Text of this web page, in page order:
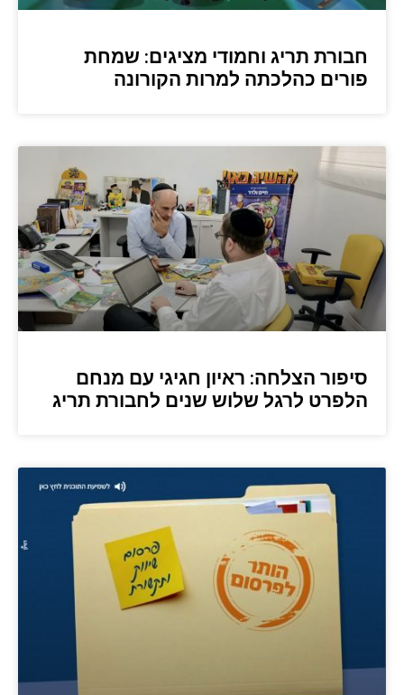
חבורת תריג וחמודי מציגים: שמחת
פורים כהלכתה למרות הקורונה
סיפור הצלחה: ראיון חגיגי עם מנחם
הלפרט לרגל שלוש שנים לחבורת תריג